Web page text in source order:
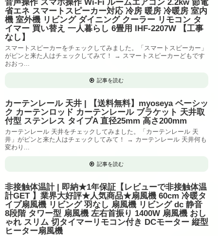
音声操作 スマホ操作 Wi-Fi ルームエアコン 2.2kw 節電
省エネ スマートスピーカー対応 冷房 暖房 冷暖房 室内
機 室外機 リビング ダイニング クーラー リモコン タ
イマー 買い替え 一人暮らし 6畳用 IHF-2207W 【工事
なし】
スマートスピーカーをチェックしてみました。「スマートスピーカー」
がピンと来た人はチェックしてみて！ → スマートスピーカーどもです
おおっ...
記事を読む
カーテンレール 天井 | 【送料無料】myoseya ベーシッ
ク カーテンロッド カーテンレール ブラケット 天井取
付型 ステンレス タイプA 直径25mm 高さ200mm
カーテンレール 天井をチェックしてみました。「カーテンレール 天
井」がピンと来た人はチェックしてみて！ → カーテンレール 天井何も
変わり...
記事を読む
非接触体温計 | 即納★1年保証【レビューで非接触体温
計GET 】業界大好評★人気商品★扇風機 60cm 冷暖タ
イプ扇風機 リビング 羽なし 扇風機 リビング dc 静音
8段階 タワー型 扇風機 左右首振り 1400W 扇風機 おし
ゃれ スリム 切タイマーリモコン付き DCモーター 縦型
ヒーター扇風機